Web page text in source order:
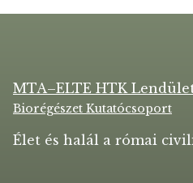
MTA–ELTE HTK
Biorégészet Kutatócsoport
Élet és halál a római